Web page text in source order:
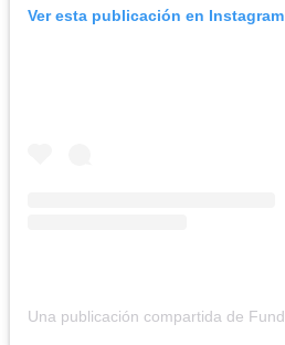
Ver esta publicación en Instagram